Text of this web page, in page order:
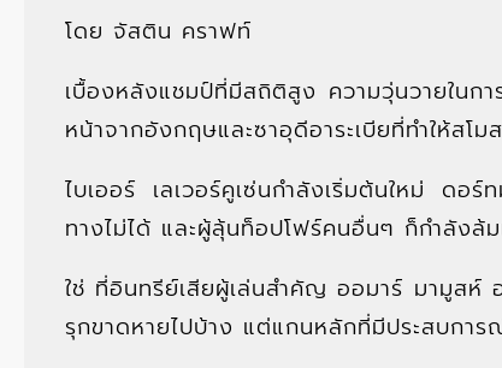
โดย จัสติน คราฟท์
เบื้องหลังแชมป์ที่มีสถิติสูง ความวุ่นวายในก
หน้าจากอังกฤษและซาอุดีอาระเบียที่ทำให้สโ
ไบเออร์ เลเวอร์คูเซ่นกำลังเริ่มต้นใหม่ ดอ
ทางไม่ได้ และผู้ลุ้นท็อปโฟร์คนอื่นๆ ก็กำลังล้
ใช่ ที่อินทรีย์เสียผู้เล่นสำคัญ ออมาร์ มามูสห์
รุกขาดหายไปบ้าง แต่แกนหลักที่มีประสบกา